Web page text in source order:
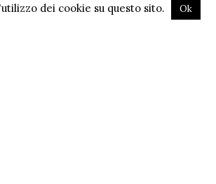
dei cookie su questo sito. Ok